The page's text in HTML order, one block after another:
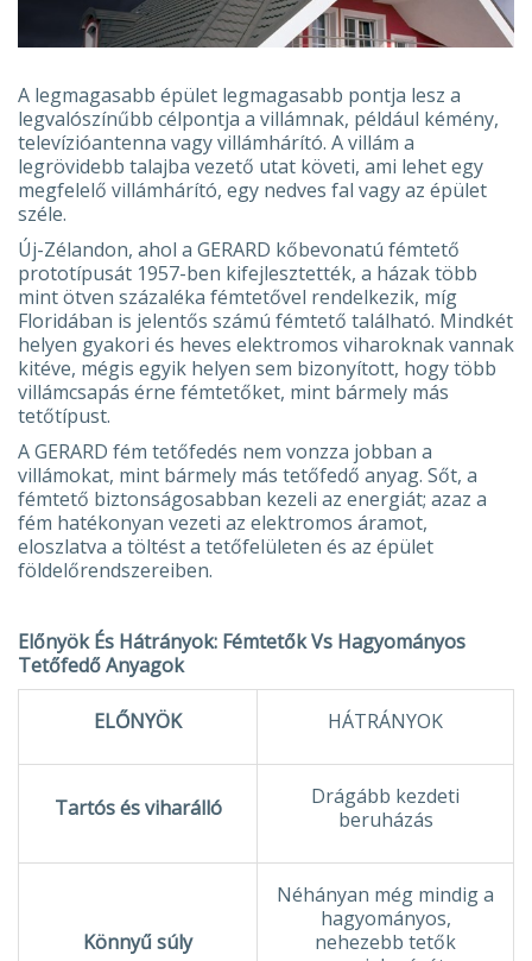
A legmagasabb épület legmagasabb pontja lesz a
legvalószínűbb célpontja a villámnak, például kémény,
televízióantenna vagy villámhárító. A villám a
legrövidebb talajba vezető utat követi, ami lehet egy
megfelelő villámhárító, egy nedves fal vagy az épület
széle.
Új-Zélandon, ahol a GERARD kőbevonatú fémtető
prototípusát 1957-ben kifejlesztették, a házak több
mint ötven százaléka fémtetővel rendelkezik, míg
Floridában is jelentős számú fémtető található. Mindkét
helyen gyakori és heves elektromos viharoknak vannak
kitéve, mégis egyik helyen sem bizonyított, hogy több
villámcsapás érne fémtetőket, mint bármely más
tetőtípust.
A GERARD fém tetőfedés nem vonzza jobban a
villámokat, mint bármely más tetőfedő anyag. Sőt, a
fémtető biztonságosabban kezeli az energiát; azaz a
fém hatékonyan vezeti az elektromos áramot,
eloszlatva a töltést a tetőfelületen és az épület
földelőrendszereiben.
Előnyök És Hátrányok: Fémtetők Vs Hagyományos
Tetőfedő Anyagok
ELŐNYÖK HÁTRÁNYOK
Tartós és viharálló
Drágább kezdeti
beruházás
Könnyű súly
Néhányan még mindig a
hagyományos,
nehezebb tetők